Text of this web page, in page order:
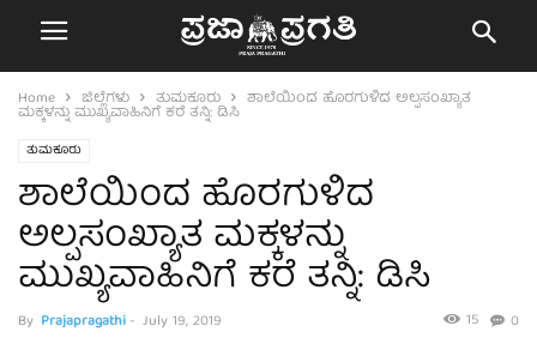
Home ಜಿಲ್ಲೆಗಳು ತುಮಕೂರು ಶಾಲೆಯಿಂದ ಹೊರಗುಳಿದ ಅಲ್ಪಸಂಖ್ಯಾತ
ಮಕ್ಕಳನ್ನು ಮುಖ್ಯವಾಹಿನಿಗೆ ಕರೆ ತನ್ನಿ: ಡಿಸಿ
ತುಮಕೂರು
ಶಾಲೆಯಿಂದ ಹೊರಗುಳಿದ
ಅಲ್ಪಸಂಖ್ಯಾತ ಮಕ್ಕಳನ್ನು
ಮುಖ್ಯವಾಹಿನಿಗೆ ಕರೆ ತನ್ನಿ: ಡಿಸಿ
By Prajapragathi- July 19, 2019 0
15